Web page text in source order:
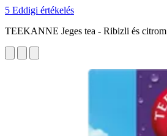
5 Eddigi értékelés
TEEKANNE Jeges tea - Ribizli és citrom